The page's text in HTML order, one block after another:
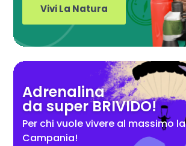
Vivi La Natura
Adrenalina
da super BRIVIDO!
Per chi vuole vivere al massimo la
Campania!